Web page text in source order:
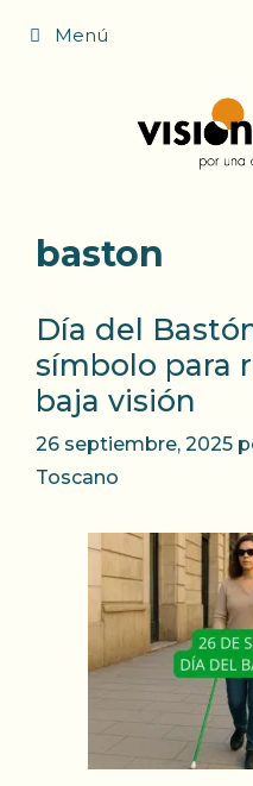
Menú
baston
Día del
símbolo para
baja visión
26 septiembre, 2025
Toscano